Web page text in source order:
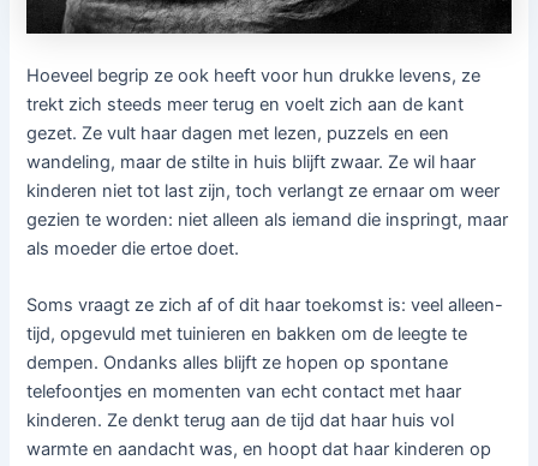
Hoeveel begrip ze ook heeft voor hun drukke levens, ze
trekt zich steeds meer terug en voelt zich aan de kant
gezet. Ze vult haar dagen met lezen, puzzels en een
wandeling, maar de stilte in huis blijft zwaar. Ze wil haar
kinderen niet tot last zijn, toch verlangt ze ernaar om weer
gezien te worden: niet alleen als iemand die inspringt, maar
als moeder die ertoe doet.
Soms vraagt ze zich af of dit haar toekomst is: veel alleen-
tijd, opgevuld met tuinieren en bakken om de leegte te
dempen. Ondanks alles blijft ze hopen op spontane
telefoontjes en momenten van echt contact met haar
kinderen. Ze denkt terug aan de tijd dat haar huis vol
warmte en aandacht was, en hoopt dat haar kinderen op